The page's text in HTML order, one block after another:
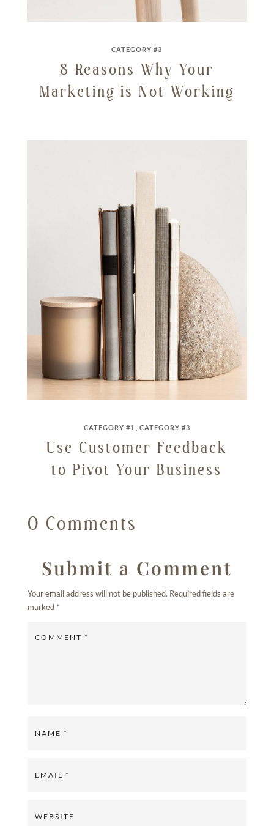
8 Reasons Why Your
Marketing is Not Working
CATEGORY #3
Use Customer Feedback
to Pivot Your Business
CATEGORY #1 CATEGORY #3
0 Comments
Submit a Comment
Your email address will not be published. Required fields are
marked *